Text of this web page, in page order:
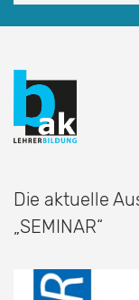
Die aktuelle
„SEMINAR“